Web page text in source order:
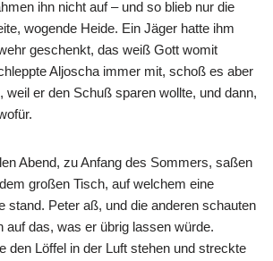
ihn nicht auf – und so blieb nur die
wogende Heide. Ein Jäger hatte ihm
geschenkt, das weiß Gott womit
Aljoscha immer mit, schoß es aber
weil er den Schuß sparen wollte, und dann,
Abend, zu Anfang des Sommers, saßen
großen Tisch, auf welchem eine
stand. Peter aß, und die anderen schauten
auf das, was er übrig lassen würde.
den Löffel in der Luft stehen und streckte